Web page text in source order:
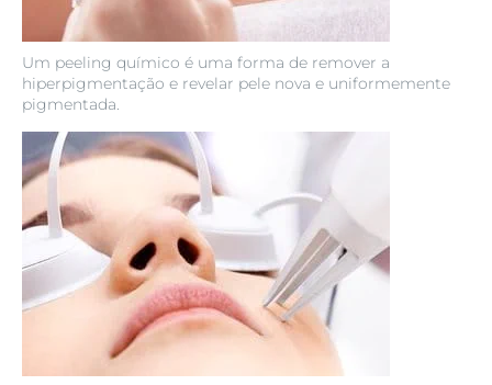
Um peeling químico é uma forma de remover a
hiperpigmentação e revelar pele nova e uniformemente
pigmentada.